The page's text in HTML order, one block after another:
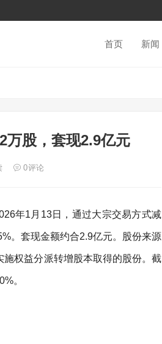
首页 新闻
万股，套现2.9亿元
0评论
年1月13日，通过大宗交易方式减
。套现金额约合2.9亿元。股份来源
权益分派转增股本取得的股份。截
。